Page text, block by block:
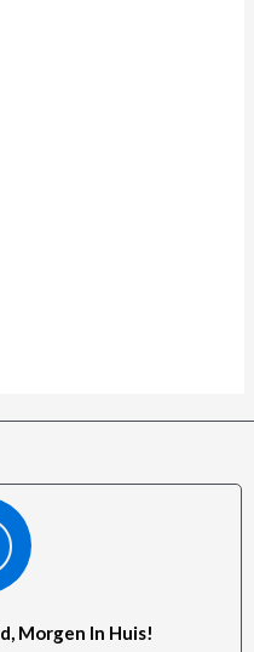
Morgen In Huis!